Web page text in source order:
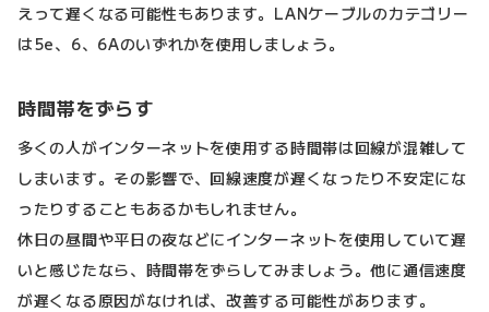
えって遅くなる可能性もあります。LANケーブルのカテゴリー
は5e、6、6Aのいずれかを使用しましょう。
時間帯をずらす
多くの人がインターネットを使用する時間帯は回線が混雑して
しまいます。その影響で、回線速度が遅くなったり不安定にな
ったりすることもあるかもしれません。
休日の昼間や平日の夜などにインターネットを使用していて遅
いと感じたなら、時間帯をずらしてみましょう。他に通信速度
が遅くなる原因がなければ、改善する可能性があります。